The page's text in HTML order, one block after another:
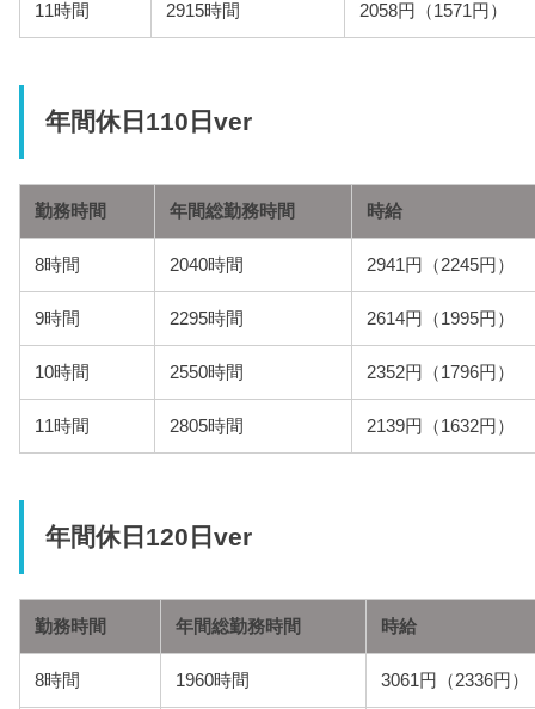
11時間 2915時間 2058円（1571円）
年間休日110日ver
勤務時間 年間総勤務時間 時給
8時間 2040時間 2941円（2245円）
9時間 2295時間 2614円（1995円）
10時間 2550時間 2352円（1796円）
11時間 2805時間 2139円（1632円）
年間休日120日ver
勤務時間 年間総勤務時間 時給
8時間 1960時間 3061円（2336円）